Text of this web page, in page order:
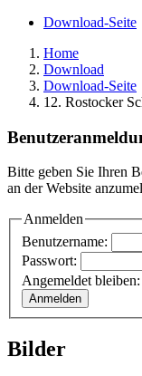
Download-Seite
Home
Download
Download-Seite
12. Rostocker
Bitte geben Sie Ihren
an der Website
Anmelden
Benutzername:
Passwort:
Angemeldet bleiben:
Bilder